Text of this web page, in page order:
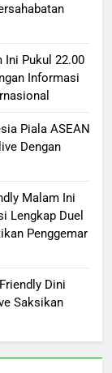
Ini Pukul 22.00
Informasi
Piala ASEAN
Dengan
Malam Ini
Lengkap Duel
Penggemar
Dini
Saksikan